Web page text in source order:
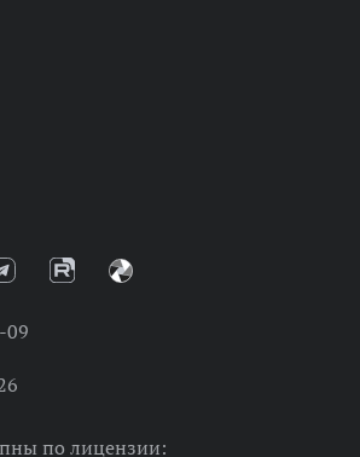
09
по лицензии: